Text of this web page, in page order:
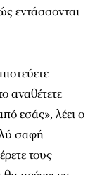
εντάσσονται
αναθέτετε
εσάς», λέει ο
σαφή
τους